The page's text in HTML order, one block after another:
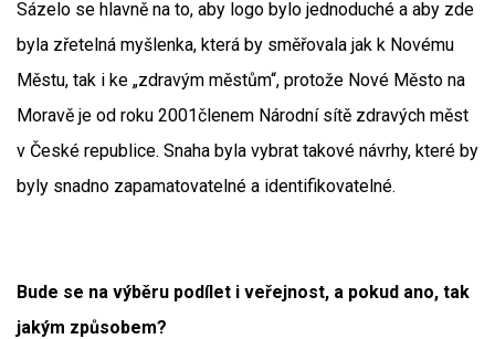
Sázelo se hlavně na to, aby logo bylo jednoduché a aby zde
byla zřetelná myšlenka, která by směřovala jak k Novému
Městu, tak i ke „zdravým městům“, protože Nové Město na
Moravě je od roku 2001členem Národní sítě zdravých měst
v České republice. Snaha byla vybrat takové návrhy, které by
byly snadno zapamatovatelné a identifikovatelné.
Bude se na výběru podílet i veřejnost, a pokud ano, tak
jakým způsobem?